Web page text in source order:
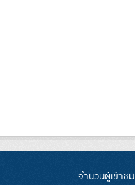
จำนวนผู้เข้าชม